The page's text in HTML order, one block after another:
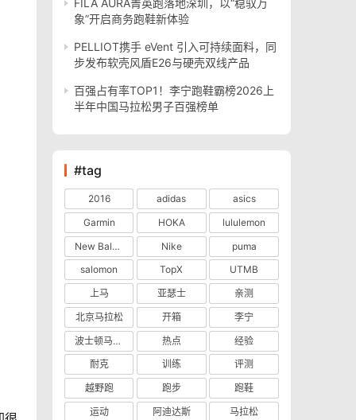
FILA AURA菁英跑落地深圳，以“稳驭万
象”开启商务跑鞋新体验
PELLIOT携手 eVent 引入可持续面料，同
步发布软壳风盾E26与硬壳双线产品
百强占有率TOP1！李宁跑鞋霸榜2026上
半年中国马拉松男子百强榜单
#tag
2016 adidas
asics
Garmin
HOKA
lululemon
New Balance
Nike
puma
salomon
TopX
UTMB
上马
亚瑟士
亲测
北京马拉松
开箱
李宁
波士顿马拉松
热点
经验
耐克
训练
评测
越野跑
跑步
跑鞋
运动
阿迪达斯 马拉松